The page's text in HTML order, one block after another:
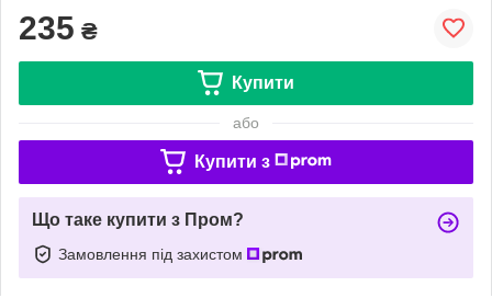
235 ₴
Купити
або
Купити з
Що таке купити з Пром?
Замовлення під захистом